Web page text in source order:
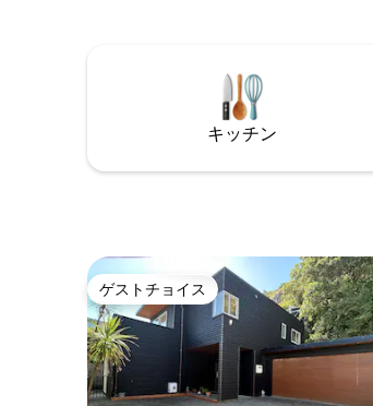
かみのある快適な宿泊施設です。朝はベ
ッドでコーヒーを、夕方はパティオで毛
布にくるまってワインをお楽しみくださ
い。清掃料金はかかりません。キャンセ
キッチン
ゲストチョイス
ゲストチョイス